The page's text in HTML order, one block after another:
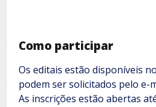
Como participar
Os editais estão disponíveis
podem ser solicitados pelo e-
As inscrições estão abertas